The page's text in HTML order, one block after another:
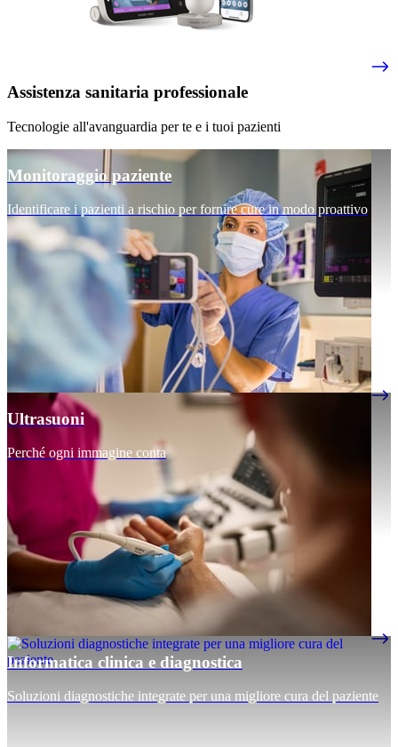
Assistenza sanitaria professionale
Tecnologie all'avanguardia per te e i tuoi pazienti
Monitoraggio paziente
Identificare i pazienti a rischio per fornire cure in modo proattivo
Ultrasuoni
Perché ogni immagine conta
Informatica clinica e diagnostica
Soluzioni diagnostiche integrate per una migliore cura del paziente